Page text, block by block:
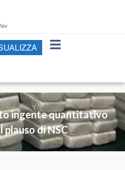
ingente quantitativo
plauso di NSC